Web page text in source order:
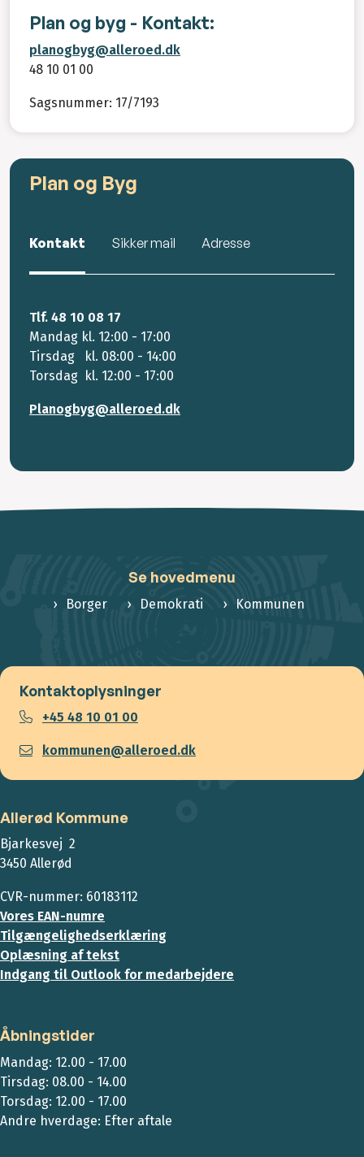
Plan og byg - Kontakt:
planogbyg@alleroed.dk
48 10 01 00
Sagsnummer: 17/7193
Plan og Byg
Kontakt Sikker mail Adresse
Tlf. 48 10 08 17
Mandag kl. 12:00 - 17:00
Tirsdag kl. 08:00 - 14:00
Torsdag kl. 12:00 - 17:00
Planogbyg@alleroed.dk
Se hovedmenu
Borger Demokrati Kommunen
Kontaktoplysninger
+45 48 10 01 00
kommunen@alleroed.dk
Allerød Kommune
Bjarkesvej 2
3450 Allerød
CVR-nummer: 60183112
Vores EAN-numre
Tilgængelighedserklæring
Oplæsning af tekst
Indgang til Outlook for medarbejdere
Åbningstider
Mandag: 12.00 - 17.00
Tirsdag: 08.00 - 14.00
Torsdag: 12.00 - 17.00
Andre hverdage: Efter aftale